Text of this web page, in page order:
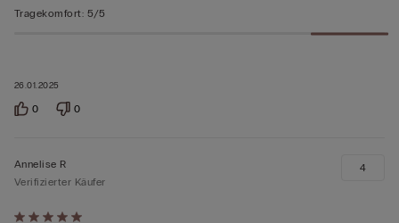
26.01.2025
Tragekomfort: 5/5
0 0
Annelise R
Verifizierter Käufer
4